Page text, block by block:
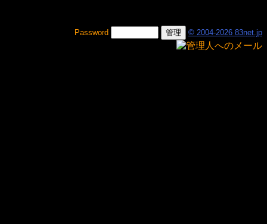
Password © 2004-2026 83net.jp